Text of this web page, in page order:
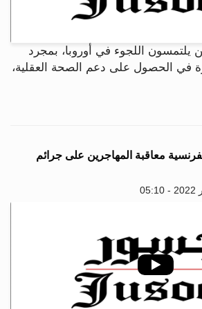
يلتمسون اللجوء في أوروبا، بمجرد
في الحصول على دعم الصحة العقلية،
معاقبة المهاجرين على جرائم